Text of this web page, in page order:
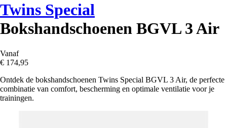
Twins Special
Bokshandschoenen BGVL 3 Air
Vanaf
€ 174,95
Ontdek de bokshandschoenen Twins Special BGVL 3 Air, de perfecte
combinatie van comfort, bescherming en optimale ventilatie voor je
trainingen.